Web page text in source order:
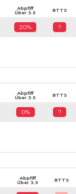
Abpfiff
Über 3.5
BTTS
20% ?
Abpfiff
Über 3.5
BTTS
0% ?
Abpfiff
Über 3.5
BTTS